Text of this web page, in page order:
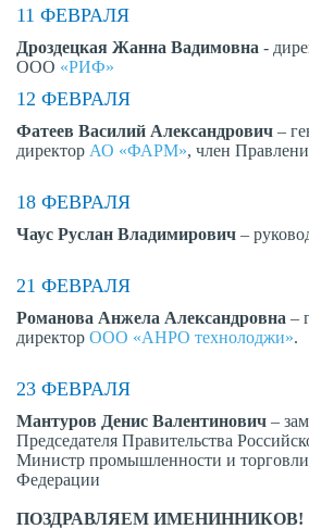
11 ФЕВРАЛЯ
Дроздецкая Жанна Вадимовна -
ООО «РИФ»
12 ФЕВРАЛЯ
Фатеев Василий Александрович –
директор АО «ФАРМ», член
18 ФЕВРАЛЯ
Чаус Руслан Владимирович –
21 ФЕВРАЛЯ
Романова Анжела Александровна –
директор ООО «АНРО технолоджи».
23 ФЕВРАЛЯ
Мантуров Денис Валентинович –
Председателя Правительства
Министр промышленности и торговли
Федерации
ПОЗДРАВЛЯЕМ ИМЕНИННИКОВ!